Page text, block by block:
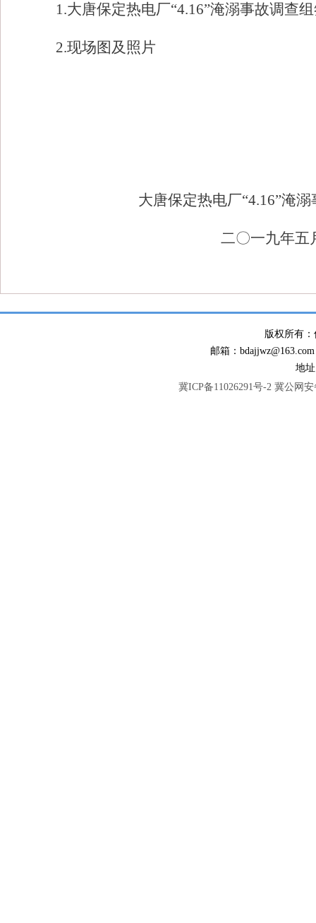
1.大唐保定热电厂“4.16”淹溺事故调查
2.现场图及照片
大唐保定热电厂“4.16”淹
二〇一九年五
版权所有
邮箱：
地
冀ICP备11026291号-2 冀公网安